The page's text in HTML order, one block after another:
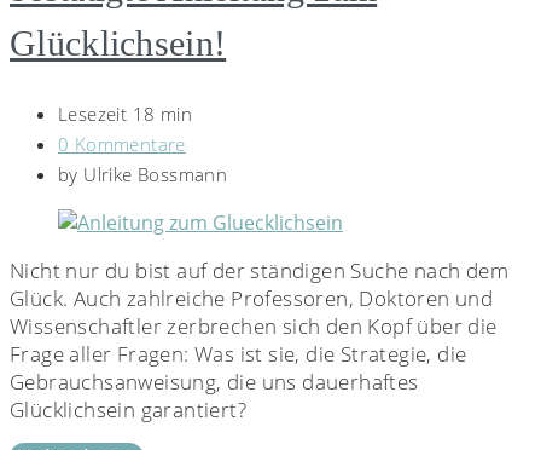
Glücklichsein!
Lesezeit 18 min
0 Kommentare
by Ulrike Bossmann
Nicht nur du bist auf der ständigen Suche nach dem
Glück. Auch zahlreiche Professoren, Doktoren und
Wissenschaftler zerbrechen sich den Kopf über die
Frage aller Fragen: Was ist sie, die Strategie, die
Gebrauchsanweisung, die uns dauerhaftes
Glücklichsein garantiert?